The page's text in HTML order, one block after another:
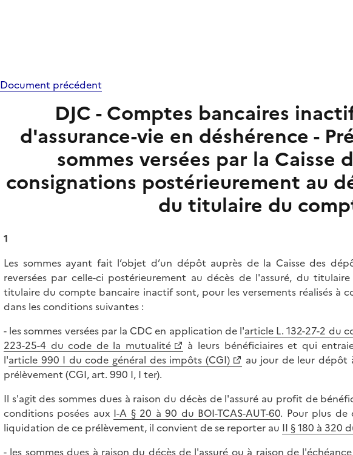
Document précédent
DJC - Comptes bancaires
d'assurance-vie en déshérence -
sommes versées par la Caisse
consignations postérieurement au
du titulaire du
1
Les sommes ayant fait l’objet d’un dépôt auprès de la Caisse des
reversées par celle-ci postérieurement au décès de l'assuré, du
titulaire du compte bancaire inactif sont, pour les versements réalisés à
dans les conditions suivantes :
- les sommes versées par la CDC en application de l'article L. 132-27-2 du
223-25-4 du code de la mutualité
à leurs bénéficiaires et qui
l'article 990 I du code général des impôts (CGI)
au jour de leur dépôt
prélèvement (CGI, art. 990 I, I ter).
Il s'agit des sommes dues à raison du décès de l'assuré au profit de
conditions posées aux I-A § 20 à 90 du BOI-TCAS-AUT-60. Pour plus de
liquidation de ce prélèvement, il convient de se reporter au II § 180 à 320
- les sommes dues à raison du décès de l'assuré ou à raison de